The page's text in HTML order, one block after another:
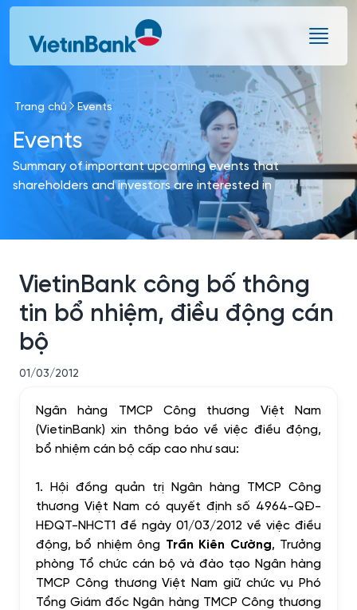
Skip to Main Content
Trang chủ Events
Events
Summary of important upcoming events that
shareholders and investors are interested in
VietinBank công bố thông
tin bổ nhiệm, điều động cán
bộ
01/03/2012
Ngân hàng TMCP Công thương Việt Nam
(VietinBank) xin thông báo về việc điều động,
bổ nhiệm cán bộ cấp cao như sau:
1. Hội đồng quản trị Ngân hàng TMCP Công
thương Việt Nam có quyết định số 4964-QĐ-
HĐQT-NHCT1 đề ngày 01/03/2012 về việc điều
động, bổ nhiệm ông Trần Kiên Cường, Trưởng
phòng Tổ chức cán bộ và đào tạo Ngân hàng
TMCP Công thương Việt Nam giữ chức vụ Phó
Tổng Giám đốc Ngân hàng TMCP Công thương